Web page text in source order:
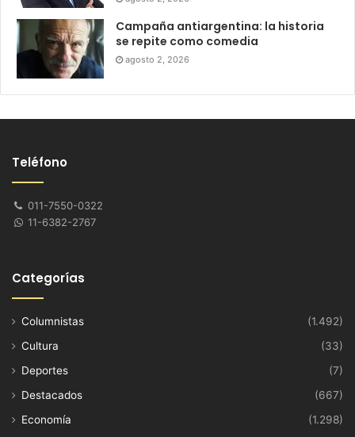
Campaña antiargentina: la historia
se repite como comedia
agosto 2, 2026
Teléfono
011-7550-0322
11-6382-2767
Categorías
Columnistas
(1.492)
Cultura
(33)
Deportes
(7)
Destacados
(667)
Economía
(1.298)